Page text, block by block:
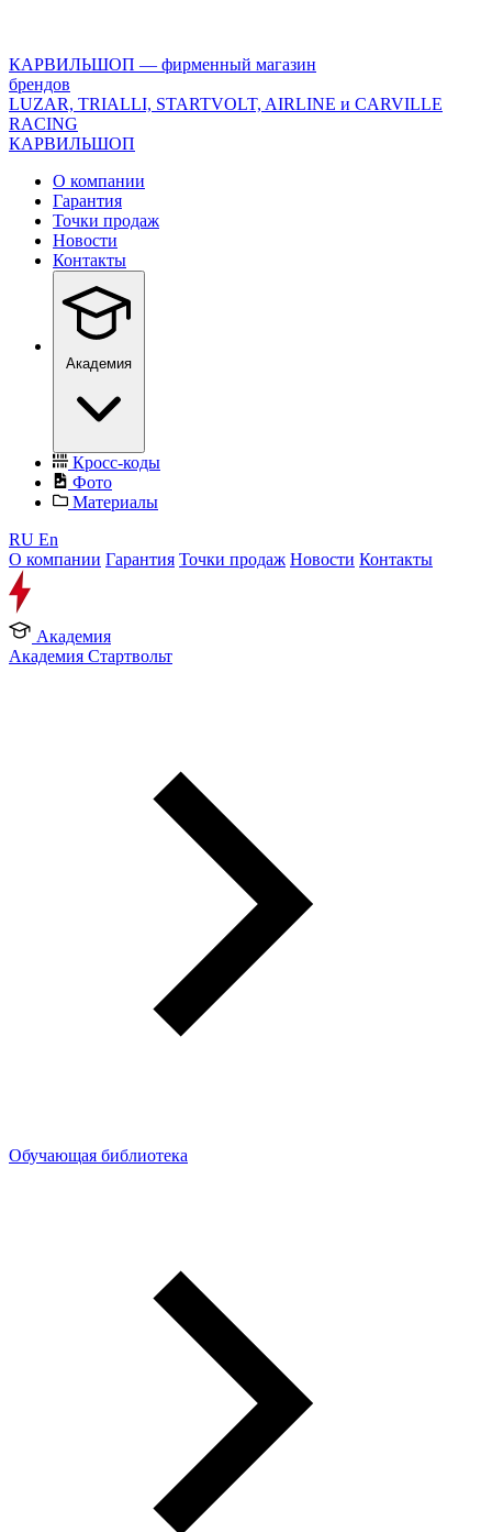
version="1.0"
encoding="utf-
8"?
>
КАРВИЛЬШОП — фирменный магазин
брендов
LUZAR, TRIALLI, STARTVOLT, AIRLINE и CARVILLE
RACING
КАРВИЛЬШОП
О компании
Гарантия
Точки продаж
Новости
Контакты
Академия
Кросс-коды
Фото
Материалы
RU En
О компании Гарантия Точки продаж Новости Контакты
Академия
Академия Стартвольт
Обучающая библиотека